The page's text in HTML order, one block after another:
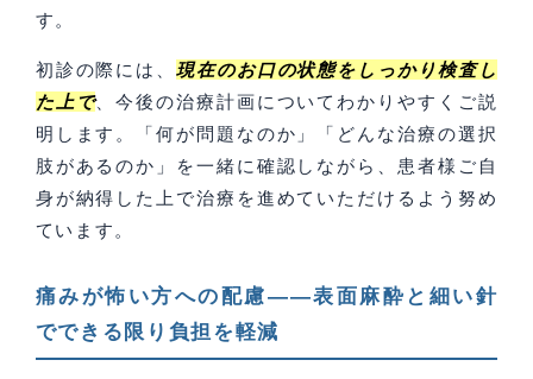
す。
初診の際には、現在のお口の状態をしっかり検査し
た上で、今後の治療計画についてわかりやすくご説
明します。「何が問題なのか」「どんな治療の選択
肢があるのか」を一緒に確認しながら、患者様ご自
身が納得した上で治療を進めていただけるよう努め
ています。
痛みが怖い方への配慮——表面麻酔と細い針
でできる限り負担を軽減